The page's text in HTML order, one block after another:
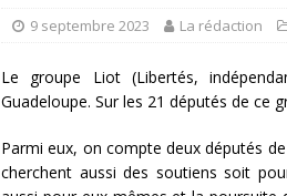
9 septembre 2023 La rédaction
Le groupe Liot (Libertés,
Guadeloupe. Sur les 21 députés de ce
Parmi eux, on compte deux députés
cherchent aussi des soutiens soit